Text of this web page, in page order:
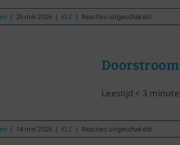
| 26 mei 2026 | KLC | Reacties uitgeschakeld
Doorstroom
Leestijd < 3
| 14 mei 2026 | KLC | Reacties uitgeschakeld